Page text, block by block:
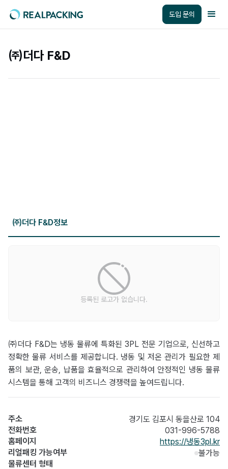
도입 문의
㈜더다 F&D
㈜더다 F&D정보
등록된 로고가 없습니다.
㈜더다 F&D는 냉동 물류에 특화된 3PL 전문 기업으로, 신선하고
정확한 물류 서비스를 제공합니다. 냉동 및 저온 관리가 필요한 제
품의 보관, 운송, 납품을 효율적으로 관리하여 안정적인 냉동 물류
시스템을 통해 고객의 비즈니스 경쟁력을 높여드립니다.
주소
경기도 김포시 동을산로 104
전화번호
031-996-5788
홈페이지
https://냉동3pl.kr
리얼패킹 가능여부
불가능
물류센터 형태